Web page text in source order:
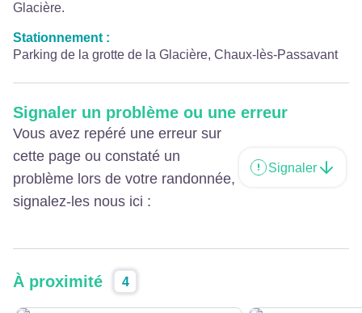
Glacière.
Stationnement :
Parking de la grotte de la Glacière, Chaux-lès-Passavant
Signaler un problème ou une erreur
Vous avez repéré une erreur sur
cette page ou constaté un
problème lors de votre randonnée,
signalez-les nous ici :
Signaler
À proximité 4